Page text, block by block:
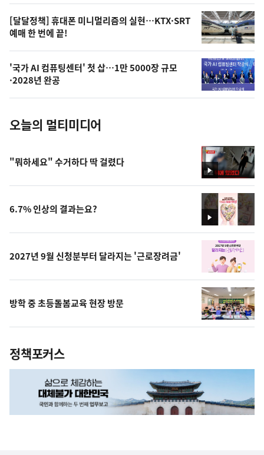
오
늘
의
사
진
[달달정책] 휴대폰 미니멀리즘의 실현…KTX·SRT
예매 한 번에 끝!
'국가 AI 컴퓨팅센터' 첫 삽…1만 5000장 규모
·2028년 완공
오늘의 멀티미디어
영
상
"뭐하세요" 수거하다 딱 걸렸다
영
상
6.7% 인상의 결과는요?
2027년 9월 신청분부터 달라지는 '근로장려금'
방학 중 초등돌봄교육 현장 방문
정책포커스